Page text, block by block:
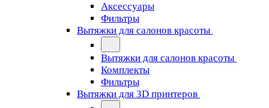
Аксессуары
Фильтры
Вытяжки для салонов красоты
Вытяжки для салонов красоты
Комплекты
Фильтры
Вытяжки для 3D принтеров